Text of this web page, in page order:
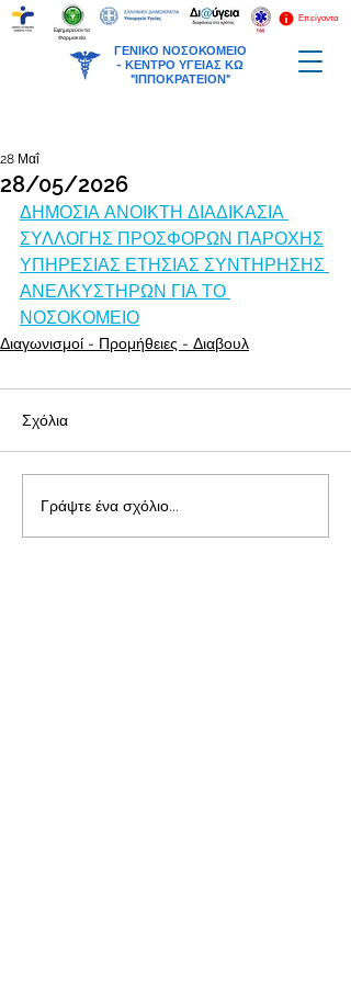
ΓΕΝΙΚΟ ΝΟΣΟΚΟΜΕΙΟ
- ΚΕΝΤΡΟ ΥΓΕΙΑΣ ΚΩ
"ΙΠΠΟΚΡΑΤΕΙΟΝ"
Επείγοντα
Εφημερεύοντα
Φαρμακεία
28/05/2026
28 Μαΐ
ΔΗΜΟΣΙΑ ΑΝΟΙΚΤΗ ΔΙΑΔΙΚΑΣΙΑ
ΣΥΛΛΟΓΗΣ ΠΡΟΣΦΟΡΩΝ ΠΑΡΟΧΗΣ
ΥΠΗΡΕΣΙΑΣ ΕΤΗΣΙΑΣ ΣΥΝΤΗΡΗΣΗΣ
ΑΝΕΛΚΥΣΤΗΡΩΝ ΓΙΑ ΤΟ
ΝΟΣΟΚΟΜΕΙΟ
Διαγωνισμοί - Προμήθειες - Διαβουλ
Σχόλια
Γράψτε ένα σχόλιο...